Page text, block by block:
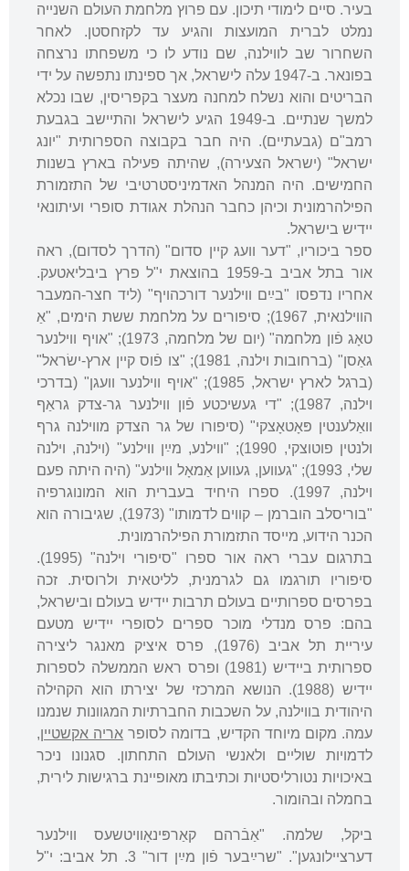
בעיר. סיים לימודי תיכון. עם פרוץ מלחמת העולם השנייה
נמלט לברית המועצות והגיע עד לקזחסטן. לאחר
השחרור שב לווילנה, שם נודע לו כי משפחתו נרצחה
בפונאר. ב-1947 עלה לישראל, אך ספינתו נתפשה על ידי
הבריטים והוא נשלח למחנה מעצר בקפריסין, שבו נכלא
למשך שנתיים. ב-1949 הגיע לישראל והתיישב בגבעת
רמב"ם (גבעתיים). היה חבר בקבוצה הספרותית "יונג
ישראל" (ישראל הצעירה), שהיתה פעילה בארץ בשנות
החמישים. היה המנהל האדמיניסטרטיבי של התזמורת
הפילהרמונית וכיהן כחבר הנהלת אגודת סופרי ועיתונאי
יידיש בישראל.
ספר ביכוריו, "דער וועג קיין סדום" (הדרך לסדום), ראה
אור בתל אביב ב-1959 בהוצאת י"ל פרץ ביבליאטעק.
אחריו נדפסו "בײַם ווילנער דורכהויף" (ליד חצר-המעבר
הווילנאית, 1967); סיפורים על מלחמת ששת הימים, "אַ
טאָג פֿון מלחמה" (יום של מלחמה, 1973); "אויף ווילנער
גאַסן" (ברחובות וילנה, 1981); "צו פֿוס קיין ארץ-ישׂראל"
(ברגל לארץ ישראל, 1985); "אויף ווילנער וועגן" (בדרכי
וילנה, 1987); "די געשיכטע פֿון ווילנער גר-צדק גראַף
וואַלענטין פּאָטאָצקי" (סיפורו של גר הצדק מווילנה גרף
ולנטין פוטוצקי, 1990); "ווילנע, מײַן ווילנע" (וילנה, וילנה
שלי, 1993); "געווען, געווען אַמאָל ווילנע" (היה היתה פעם
וילנה, 1997). ספרו היחיד בעברית הוא המונוגרפיה
"בוריסלב הוברמן – קווים לדמותו" (1973), שגיבורה הוא
הכנר הידוע, מייסד התזמורת הפילהרמונית.
בתרגום עברי ראה אור ספרו "סיפורי וילנה" (1995).
סיפוריו תורגמו גם לגרמנית, לליטאית ולרוסית. זכה
בפרסים ספרותיים בעולם תרבות יידיש בעולם ובישראל,
בהם: פרס מנדלי מוכר ספרים לסופרי יידיש מטעם
עיריית תל אביב (1976), פרס איציק מאנגר ליצירה
ספרותית ביידיש (1981) ופרס ראש הממשלה לספרות
יידיש (1988). הנושא המרכזי של יצירתו הוא הקהילה
היהודית בווילנה, על השכבות החברתיות המגוונות שנמנו
עמה. מקום מיוחד הקדיש, בדומה לסופר אריה אקשטיין,
לדמויות שוליים ולאנשי העולם התחתון. סגנונו ניכר
באיכויות נטורליסטיות וכתיבתו מאופיינת ברגישות לירית,
בחמלה ובהומור.
ביקל, שלמה. "אַבֿרהם קאַרפּינאָוויטשעס ווילנער
דערציילונגען". "שרײַבער פֿון מײַן דור" 3. תל אביב: י"ל